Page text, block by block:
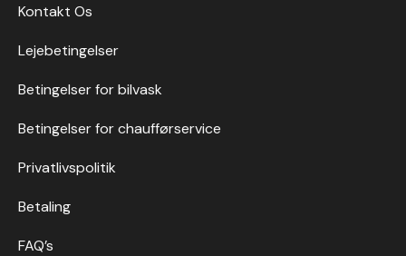
Kontakt Os
Lejebetingelser
Betingelser for bilvask
Betingelser for chaufførservice
Privatlivspolitik
Betaling
FAQ’s